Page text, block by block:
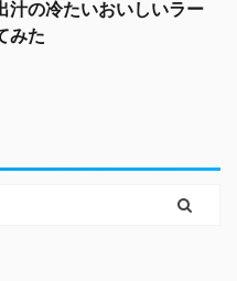
汁の冷たいおいしいラー
みた